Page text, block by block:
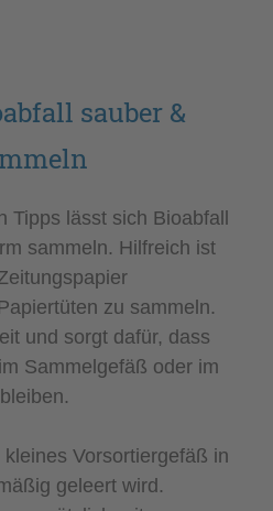
sauber &
Tipps lässt sich Bioabfall
sammeln. Hilfreich ist
zu sammeln.
und sorgt dafür, dass
Sammelgefäß oder im
Vorsortiergefäß in
geleert wird.